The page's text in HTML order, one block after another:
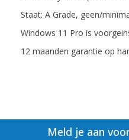
Staat: A Grade, geen/
Windows 11 Pro is
12 maanden garantie op
Meld je aan